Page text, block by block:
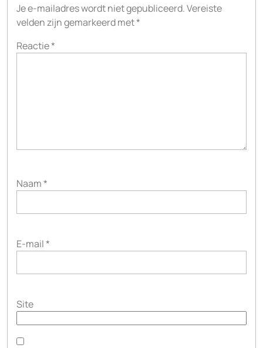
Je e-mailadres wordt niet gepubliceerd.Vereiste
velden zijn gemarkeerd met*
Reactie*
Naam*
E-mail*
Site